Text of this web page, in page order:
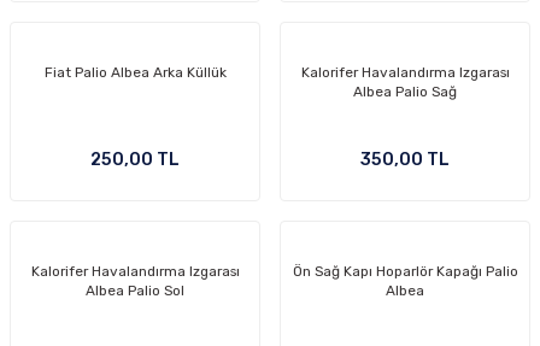
Fiat Palio Albea Arka Küllük
250,00 TL
Kalorifer Havalandırma Izgarası
Albea Palio Sağ
350,00 TL
Kalorifer Havalandırma Izgarası
Albea Palio Sol
Ön Sağ Kapı Hoparlör Kapağı Palio
Albea